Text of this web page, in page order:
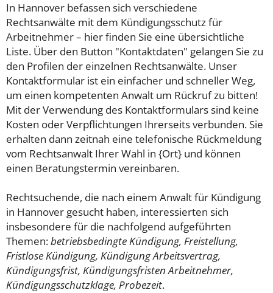
In Hannover befassen sich verschiedene
Rechtsanwälte mit dem Kündigungsschutz für
Arbeitnehmer – hier finden Sie eine übersichtliche
Liste. Über den Button "Kontaktdaten" gelangen Sie zu
den Profilen der einzelnen Rechtsanwälte. Unser
Kontaktformular ist ein einfacher und schneller Weg,
um einen kompetenten Anwalt um Rückruf zu bitten!
Mit der Verwendung des Kontaktformulars sind keine
Kosten oder Verpflichtungen Ihrerseits verbunden. Sie
erhalten dann zeitnah eine telefonische Rückmeldung
vom Rechtsanwalt Ihrer Wahl in {Ort} und können
einen Beratungstermin vereinbaren.
Rechtsuchende, die nach einem Anwalt für Kündigung
in Hannover gesucht haben, interessierten sich
insbesondere für die nachfolgend aufgeführten
Themen:betriebsbedingte Kündigung, Freistellung,
Fristlose Kündigung, Kündigung Arbeitsvertrag,
Kündigungsfrist, Kündigungsfristen Arbeitnehmer,
Kündigungsschutzklage, Probezeit.